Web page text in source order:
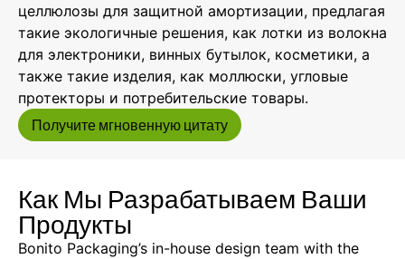
целлюлозы для защитной амортизации, предлагая
такие экологичные решения, как лотки из волокна
для электроники, винных бутылок, косметики, а
также такие изделия, как моллюски, угловые
протекторы и потребительские товары.
Получите мгновенную цитату
Как Мы Разрабатываем Ваши
Продукты
Bonito Packaging’s in-house design team with the